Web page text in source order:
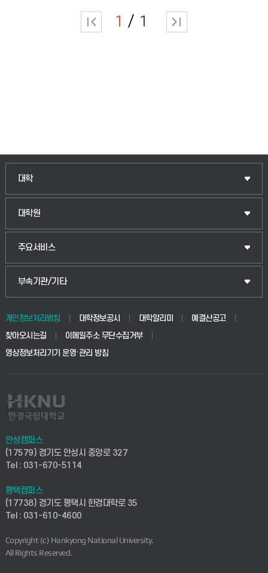
1 1
대학
인문융합공공인재학부
법경영학부
생명공학부
사회안전시스템공학부
컴퓨터응용수학부
ICT로봇기계공학부
전자전기공학부
디자인건축융합학부
대학원
일반대학원
산업대학원
공공정책대학원
교육대학원
주요서비스
입학안내
웹메일
학사시스템(전문학사 및 전공심화)
사이버캠퍼스(전문학사 및 전공심화)
시설바로처리서비스
연구실안전관리시스템
산학연구관리시스템
찾아오시는길(평택)
부속기관/기타
중앙도서관
학생생활관(안성)
산학협력단
취업지원센터
창업지원센터
현장실습지원센터
개인정보처리방침 대학정보공시 대학알리미
예결산공고
찾아오시는길
이메일주소 무단수집거부
영상정보처리기기 운영·관리 방침
안성캠퍼스
(17579) 경기도 안성시 중앙로 327
Tel : 031-670-5114
평택캠퍼스
(17738) 경기도 평택시 한경대학로 35
Tel : 031-610-4600
Copyright (c) Hankyong National University.
All Rights Reserved.